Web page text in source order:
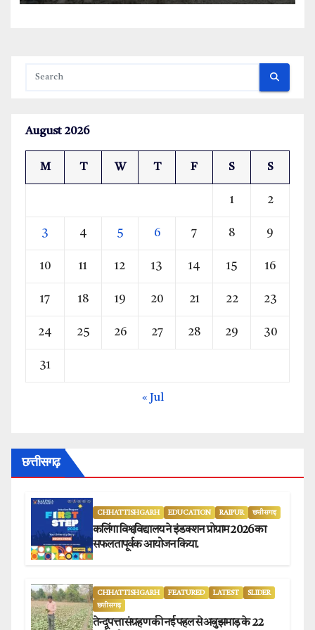
August 2026
M T W T F S S
1 2
3 4 5 6 7 8 9
10 11 12 13 14 15 16
17 18 19 20 21 22 23
24 25 26 27 28 29 30
31
« Jul
छत्तीसगढ़
CHHATTISHGARH EDUCATION RAIPUR छत्तीसगढ़
कलिंगा विश्वविद्यालय ने इंडक्शन प्रोग्राम 2026 का
सफलतापूर्वक आयोजन किया.
CHHATTISHGARH FEATURED LATEST
SLIDER
छत्तीसगढ़
तेन्दूपत्ता संग्रहण की नई पहल से अबुझमाड़ के 22